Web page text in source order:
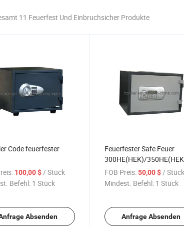
11 Feuerfest Und Einbruchsicher Produkte
Code feuerfester
100,00 $/ Stück
Befehl: 1 Stück
Absenden
Feuerfester Safe Feuer
300HE(HEK)/
FOB Preis: 50,00 $/ Stück
Mindest. Befehl: 1 Stück
Anfrage Absenden